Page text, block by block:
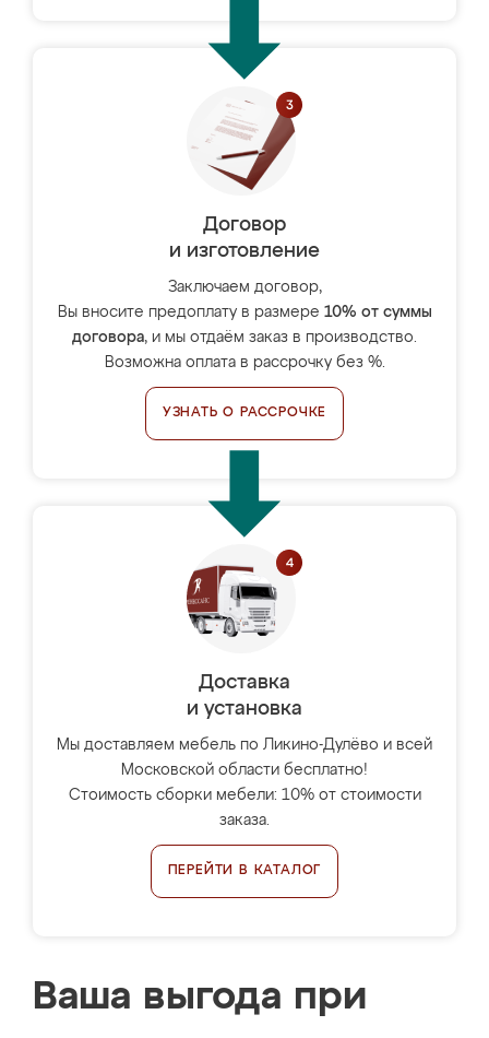
Договор
и изготовление
Заключаем договор,
Вы вносите предоплату в размере 10% от суммы
договора, и мы отдаём заказ в производство.
Возможна оплата в рассрочку без %.
УЗНАТЬ О РАССРОЧКЕ
Доставка
и установка
Мы доставляем мебель по Ликино-Дулёво и всей
Московской области бесплатно!
Стоимость сборки мебели: 10% от стоимости
заказа.
ПЕРЕЙТИ В КАТАЛОГ
Ваша выгода при